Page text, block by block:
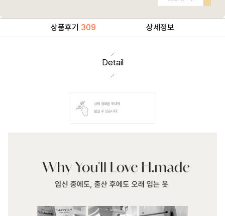
상품후기 309 상세정보
Detail
상세 정보를 확대해
보실 수 있습니다.